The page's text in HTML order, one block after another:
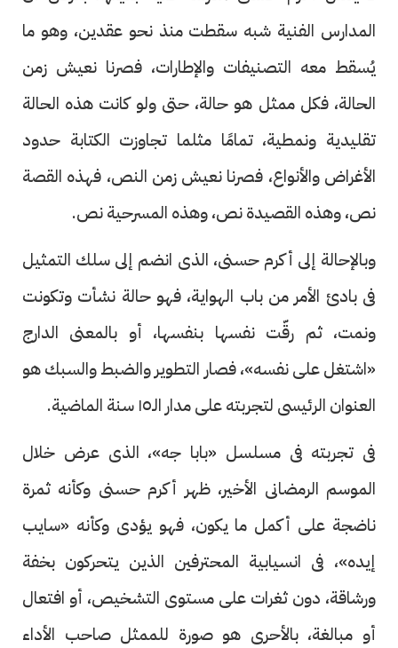
المدارس الفنية شبه سقطت منذ نحو عقدين، وهو ما
يُسقط معه التصنيفات والإطارات، فصرنا نعيش زمن
الحالة، فكل ممثل هو حالة، حتى ولو كانت هذه الحالة
تقليدية ونمطية، تمامًا مثلما تجاوزت الكتابة حدود
الأغراض والأنواع، فصرنا نعيش زمن النص، فهذه القصة
نص، وهذه القصيدة نص، وهذه المسرحية نص.
وبالإحالة إلى أكرم حسنى، الذى انضم إلى سلك التمثيل
فى بادئ الأمر من باب الهواية، فهو حالة نشأت وتكونت
ونمت، ثم رقّت نفسها بنفسها، أو بالمعنى الدارج
«اشتغل على نفسه»، فصار التطوير والضبط والسبك هو
العنوان الرئيسى لتجربته على مدار الـ١٥ سنة الماضية.
فى تجربته فى مسلسل «بابا جه»، الذى عرض خلال
الموسم الرمضانى الأخير، ظهر أكرم حسنى وكأنه ثمرة
ناضجة على أكمل ما يكون، فهو يؤدى وكأنه «سايب
إيده»، فى انسيابية المحترفين الذين يتحركون بخفة
ورشاقة، دون ثغرات على مستوى التشخيص، أو افتعال
أو مبالغة، بالأحرى هو صورة للممثل صاحب الأداء